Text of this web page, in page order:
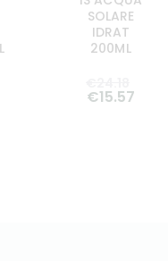
SOLARE
IDRAT
200ML
€15.57